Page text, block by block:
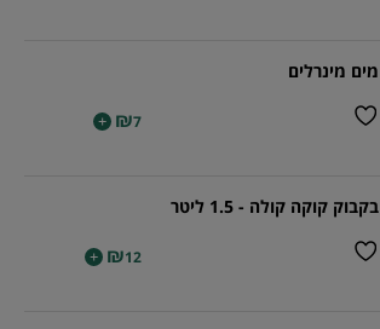
מים מינרלים
₪7
+
בקבוק קוקה קולה - 1.5 ליטר
₪12
+